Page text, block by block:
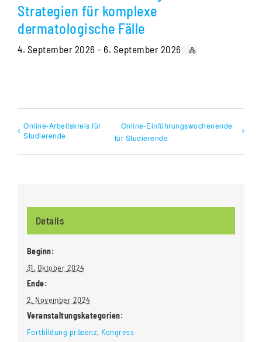
Strategien für komplexe
dermatologische Fälle
4. September 2026 - 6. September 2026
Online-Arbeitskreis für
Studierende
Online-Einführungswochenende
für Studierende
Details
Beginn:
31. Oktober 2024
Ende:
2. November 2024
Veranstaltungskategorien:
Fortbildung präsenz, Kongress